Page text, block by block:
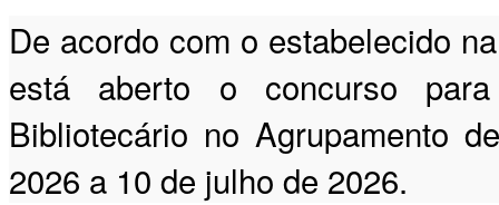
De acordo com o estabelecido
está aberto o concurso
Bibliotecário no Agrupamento
2026 a 10 de julho de 2026.